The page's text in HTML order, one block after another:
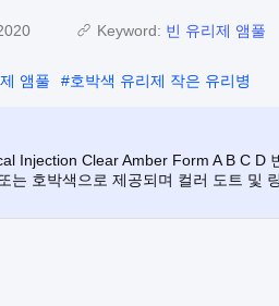
Keyword: 빈 유리제 앰풀
앰풀 #호박색 유리제 작은 유리병
Injection Clear Amber Form A B C D
는 호박색으로 제공되며 컬러 도트 및